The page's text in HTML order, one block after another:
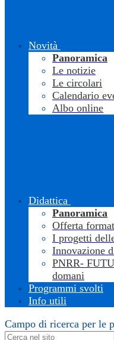
Novità
Panoramica
Le notizie
Le circolari
Calendario
Albo online
Didattica
Panoramica
Offerta
I progetti
Innovazione
PNRR-
domani
Programmi svolti
Info utili
Campo di ricerca per le